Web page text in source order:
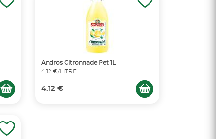
Andros Citronnade Pet 1L
4,12 €/LITRE
4.12 €